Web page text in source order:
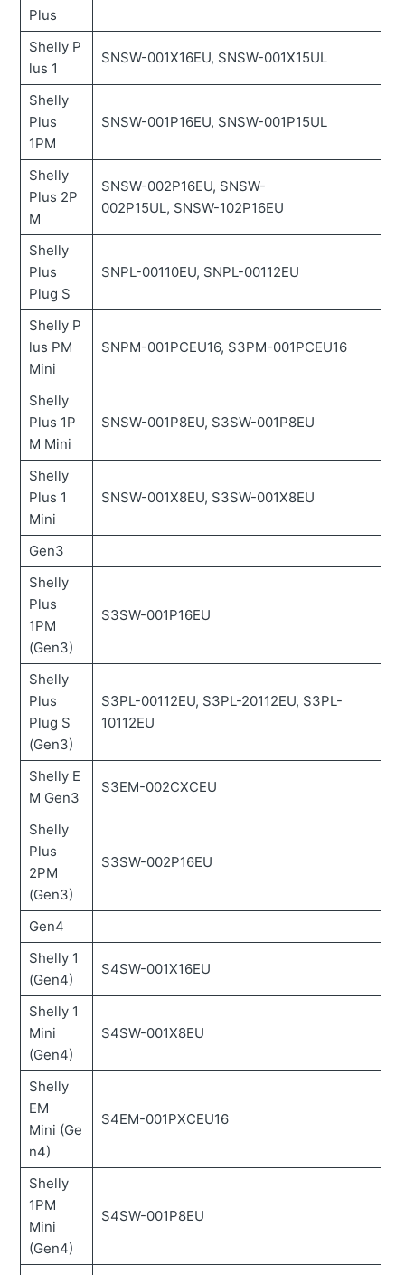
Plus
Shelly P
lus 1
SNSW-001X16EU, SNSW-001X15UL
Shelly
Plus
1PM
SNSW-001P16EU, SNSW-001P15UL
Shelly
Plus 2P
M
SNSW-002P16EU, SNSW-
002P15UL, SNSW-102P16EU
Shelly
Plus
Plug S
SNPL-00110EU, SNPL-00112EU
Shelly P
lus PM
Mini
SNPM-001PCEU16, S3PM-001PCEU16
Shelly
Plus 1P
M Mini
SNSW-001P8EU, S3SW-001P8EU
Shelly
Plus 1
Mini
SNSW-001X8EU, S3SW-001X8EU
Gen3
Shelly
Plus
1PM
(Gen3)
S3SW-001P16EU
Shelly
Plus
Plug S
(Gen3)
S3PL-00112EU, S3PL-20112EU, S3PL-
10112EU
Shelly E
M Gen3
S3EM-002CXCEU
Shelly
Plus
2PM
(Gen3)
S3SW-002P16EU
Gen4
Shelly 1
(Gen4)
S4SW-001X16EU
Shelly 1
Mini
(Gen4)
S4SW-001X8EU
Shelly
EM
Mini (Ge
n4)
S4EM-001PXCEU16
Shelly
1PM
Mini
(Gen4)
S4SW-001P8EU